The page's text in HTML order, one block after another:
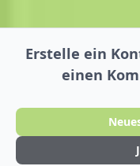
Erstelle ein
einen